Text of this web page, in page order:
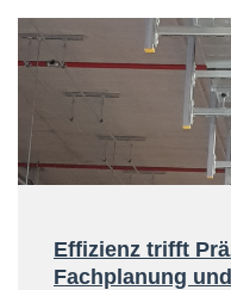
Effizienz trifft
Fachplanung